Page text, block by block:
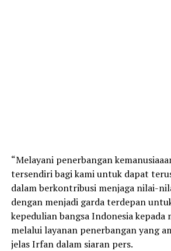
“Melayani penerbangan
tersendiri bagi kami untuk dapat
dalam berkontribusi menjaga nilai-
dengan menjadi garda terdepan
kepedulian bangsa Indonesia kepada
melalui layanan penerbangan yang
jelas Irfan dalam siaran pers.